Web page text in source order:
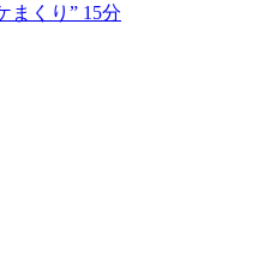
まくり” 15分